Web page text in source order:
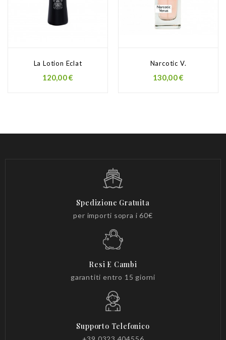
La Lotion Eclat
Prezzo
120,00 €
Narcotic V.
Prezzo
130,00 €
Spedizione Gratuita
per importi sopra i 60€
Resi E Cambi
garantiti entro 15 giorni
Supporto Telefonico